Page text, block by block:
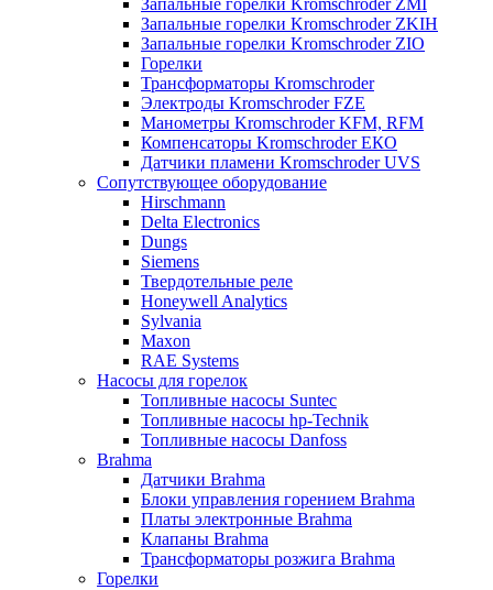
Запальные горелки Kromschroder ZМI
Запальные горелки Kromschroder ZKIH
Запальные горелки Kromschroder ZIO
Горелки
Трансформаторы Kromschroder
Электроды Kromschroder FZE
Манометры Kromschroder KFM, RFM
Компенсаторы Kromschroder ЕКО
Датчики пламени Kromschroder UVS
Сопутствующее оборудование
Hirschmann
Delta Electronics
Dungs
Siemens
Твердотельные реле
Honeywell Analytics
Sylvania
Maxon
RAE Systems
Насосы для горелок
Топливные насосы Suntec
Топливные насосы hp-Technik
Топливные насосы Danfoss
Brahma
Датчики Brahma
Блоки управления горением Brahma
Платы электронные Brahma
Клапаны Brahma
Трансформаторы розжига Brahma
Горелки